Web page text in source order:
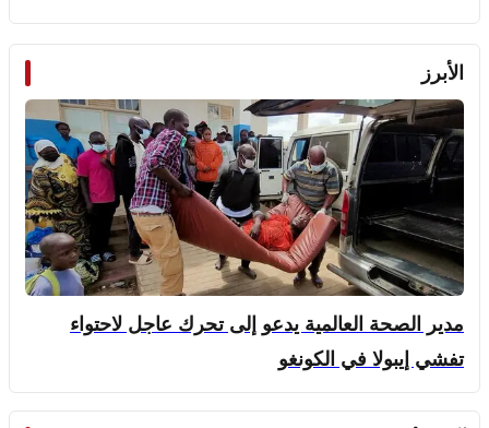
الأبرز
مدير الصحة العالمية يدعو إلى تحرك عاجل لاحتواء
تفشي إيبولا في الكونغو